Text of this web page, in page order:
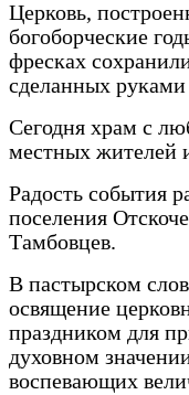
Церковь,
богоборческие
фресках
сделанных
Сегодня храм с
местных жителей
Радость события
поселения
Тамбовцев.
В пастырском
освящение
праздником для
духовном
воспевающих